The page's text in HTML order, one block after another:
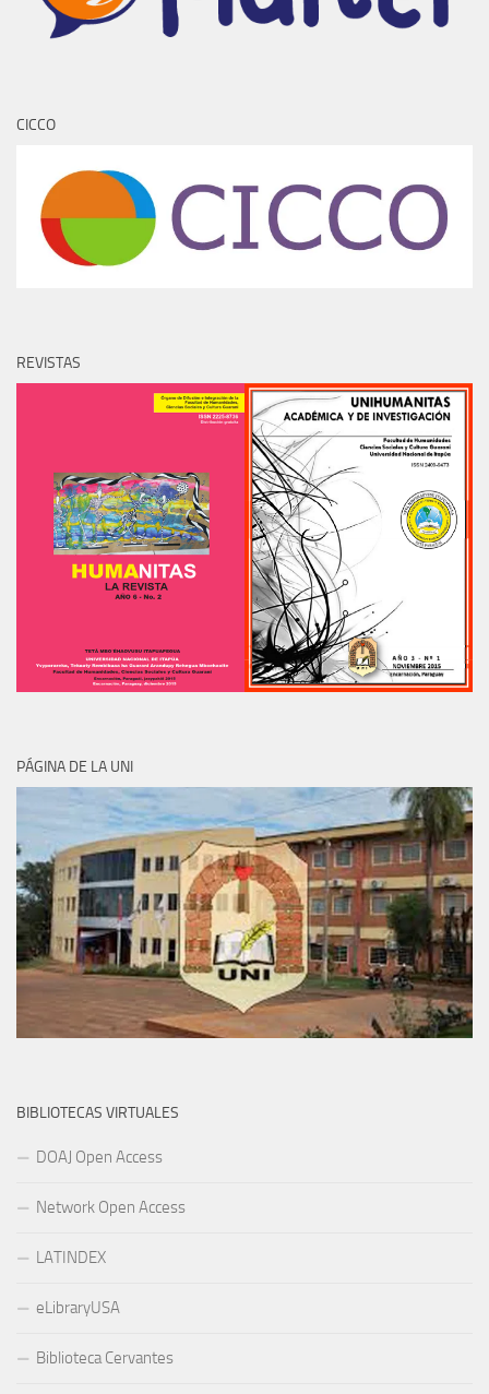
CICCO
REVISTAS
PÁGINA DE LA UNI
BIBLIOTECAS VIRTUALES
DOAJ Open Access
Network Open Access
LATINDEX
eLibraryUSA
Biblioteca Cervantes